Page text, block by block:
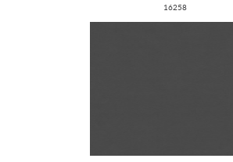
16258